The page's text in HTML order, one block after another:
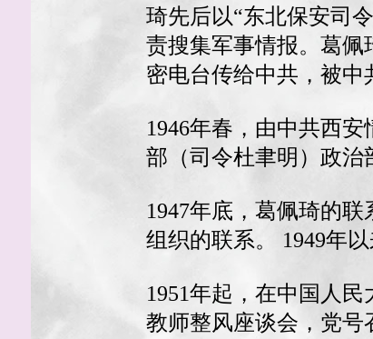
琦先后以“东北保安司
责搜集军事情报。葛
密电台传给中共，被中
1946年春，由中共西
部（司令杜聿明）政治
1947年底，葛佩琦的
组织的联系。 1949年
1951年起，在中国人
教师整风座谈会，党号